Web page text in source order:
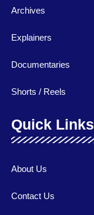
Archives
Explainers
Documentaries
Shorts / Reels
Quick Links
About Us
Contact Us